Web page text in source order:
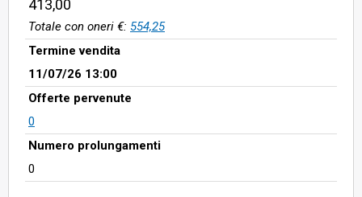
413,00
Totale con oneri €: 554,25
Termine vendita
11/07/26 13:00
Offerte pervenute
0
Numero prolungamenti
0